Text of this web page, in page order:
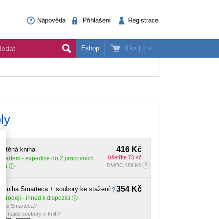
Nápověda Přihlášení Registrace
0 ks | 0
Eshop
416 Kč
Ušetříte 73 Kč
DMOC 489 Kč
Tištěná kniha
Skladem - expedice do 2 pracovních
dnů
354 Kč
E-kniha Smarteca + soubory ke stažení
V prodeji - ihned k dispozici
Co je Smarteca?
Kde najdu soubory e-knih?